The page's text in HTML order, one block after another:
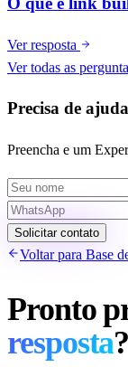
Ver resposta
Ver todas as
Precisa de
Preencha e um
Solicitar contato
Voltar para Base
Pronto
resposta?